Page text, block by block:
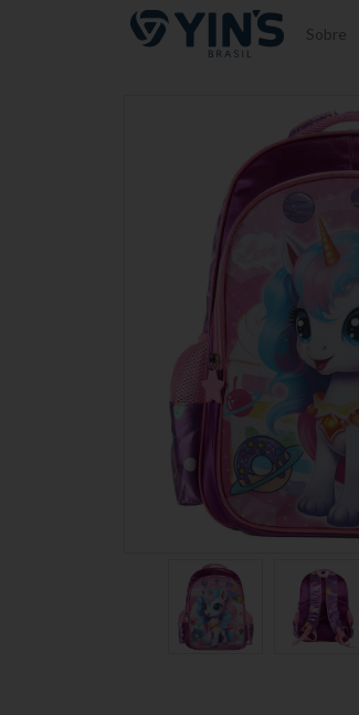
Pular para o conteúdo Sobre